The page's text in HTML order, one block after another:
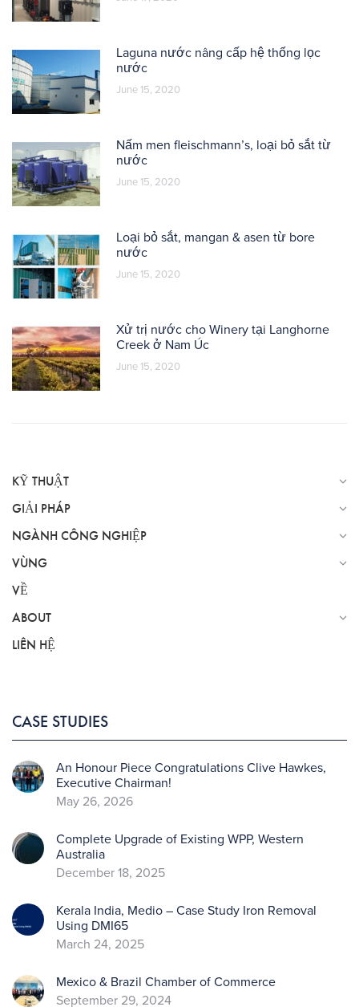
Laguna nước nâng cấp hệ thống lọc
nước
June 15, 2020
Nấm men fleischmann’s, loại bỏ sắt từ
nước
June 15, 2020
Loại bỏ sắt, mangan & asen từ bore
nước
June 15, 2020
Xử trị nước cho Winery tại Langhorne
Creek ở Nam Úc
June 15, 2020
KỸ THUẬT
GIẢI PHÁP
NGÀNH CÔNG NGHIỆP
VÙNG
VỀ
ABOUT
LIÊN HỆ
CASE STUDIES
An Honour Piece Congratulations Clive Hawkes,
Executive Chairman!
May 26, 2026
Complete Upgrade of Existing WPP, Western
Australia
December 18, 2025
Kerala India, Medio – Case Study Iron Removal
Using DMI65
March 24, 2025
Mexico & Brazil Chamber of Commerce
September 29, 2024